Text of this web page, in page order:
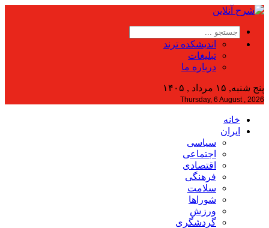
اندیشکده ترند
تبلیغات
درباره ما
پنج شنبه, ۱۵ مرداد , ۱۴۰۵
Thursday, 6 August , 2026
خانه
ایران
سیاسی
اجتماعی
اقتصادی
فرهنگی
سلامت
شوراها
ورزش
گردشگری